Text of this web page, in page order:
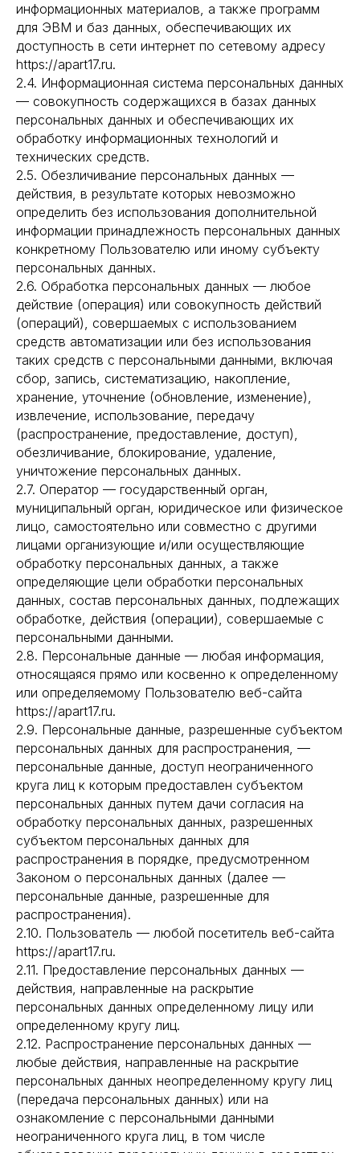
информационных материалов, а также программ
для ЭВМ и баз данных, обеспечивающих их
доступность в сети интернет по сетевому адресу
https://apart17.ru.
2.4. Информационная система персональных данных
— совокупность содержащихся в базах данных
персональных данных и обеспечивающих их
обработку информационных технологий и
технических средств.
2.5. Обезличивание персональных данных —
действия, в результате которых невозможно
определить без использования дополнительной
информации принадлежность персональных данных
конкретному Пользователю или иному субъекту
персональных данных.
2.6. Обработка персональных данных — любое
действие (операция) или совокупность действий
(операций), совершаемых с использованием
средств автоматизации или без использования
таких средств с персональными данными, включая
сбор, запись, систематизацию, накопление,
хранение, уточнение (обновление, изменение),
извлечение, использование, передачу
(распространение, предоставление, доступ),
обезличивание, блокирование, удаление,
уничтожение персональных данных.
2.7. Оператор — государственный орган,
муниципальный орган, юридическое или физическое
лицо, самостоятельно или совместно с другими
лицами организующие и/или осуществляющие
обработку персональных данных, а также
определяющие цели обработки персональных
данных, состав персональных данных, подлежащих
обработке, действия (операции), совершаемые с
персональными данными.
2.8. Персональные данные — любая информация,
относящаяся прямо или косвенно к определенному
или определяемому Пользователю веб-сайта
https://apart17.ru.
2.9. Персональные данные, разрешенные субъектом
персональных данных для распространения, —
персональные данные, доступ неограниченного
круга лиц к которым предоставлен субъектом
персональных данных путем дачи согласия на
обработку персональных данных, разрешенных
субъектом персональных данных для
распространения в порядке, предусмотренном
Законом о персональных данных (далее —
персональные данные, разрешенные для
распространения).
2.10. Пользователь — любой посетитель веб-сайта
https://apart17.ru.
2.11. Предоставление персональных данных —
действия, направленные на раскрытие
персональных данных определенному лицу или
определенному кругу лиц.
2.12. Распространение персональных данных —
любые действия, направленные на раскрытие
персональных данных неопределенному кругу лиц
(передача персональных данных) или на
ознакомление с персональными данными
неограниченного круга лиц, в том числе